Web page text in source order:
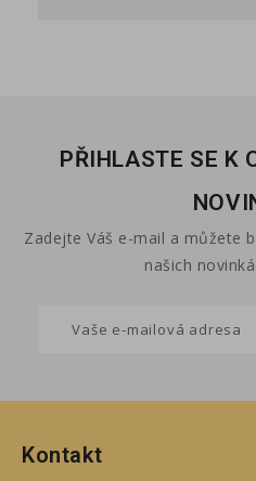
PŘIHLASTE SE K
Zadejte Váš e-mail a můžete
našich
Kontakt